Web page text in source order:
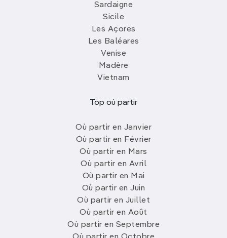
Sardaigne
Sicile
Les Açores
Les Baléares
Venise
Madère
Vietnam
Top où partir
Où partir en Janvier
Où partir en Février
Où partir en Mars
Où partir en Avril
Où partir en Mai
Où partir en Juin
Où partir en Juillet
Où partir en Août
Où partir en Septembre